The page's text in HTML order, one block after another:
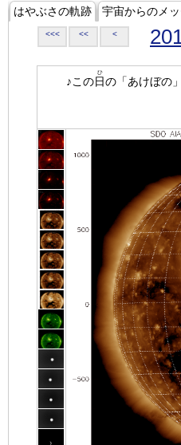
はやぶさの軌跡 宇宙からのメ
<<< << <
♪この日
ひ
の「あけぼの」